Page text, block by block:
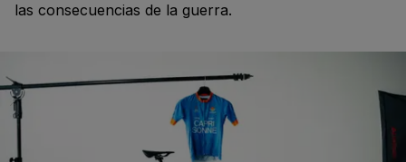
las consecuencias de la guerra.